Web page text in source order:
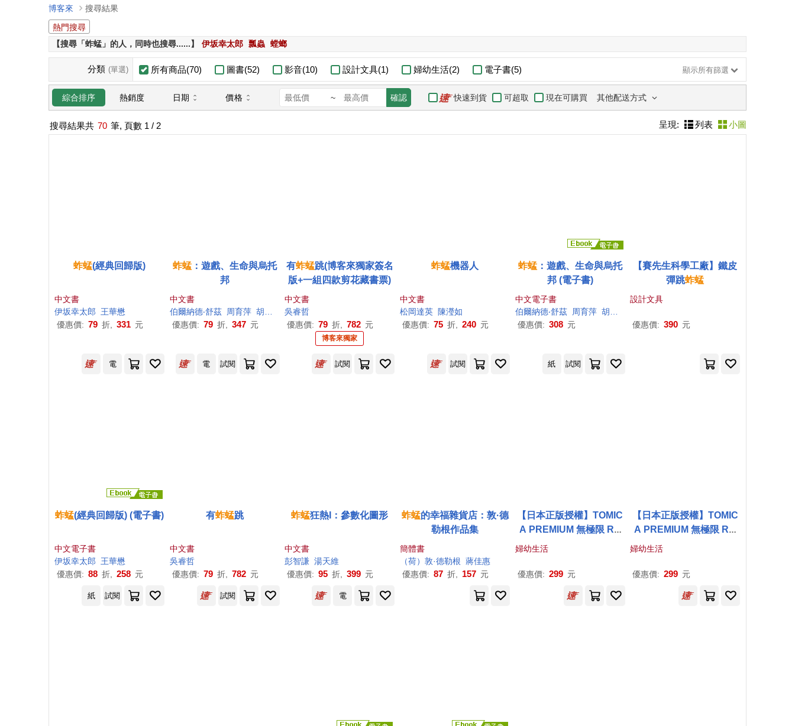
博客來
搜尋結果
熱門搜尋
【搜尋「蚱蜢」的人，同時也搜尋......】
伊坂幸太郎 瓢蟲 螳螂
分類 (單選) 所有商品(70) 圖書(52) 影音(10) 設計文具(1) 婦幼生活(2) 電子書(5) 顯示所有篩選
綜合排序 熱銷度 日期 價格 ~ 確認 快速到貨 可超取 現在可購買 其他配送方式
搜尋結果共 70 筆, 頁數 1 / 2 呈現: 列表 小圖
蚱蜢(經典回歸版)
中文書
伊坂幸太郎
王華懋
優惠價: 79 折, 331 元
蚱蜢：遊戲、生命與烏托
邦
中文書
伯爾納德‧舒茲
周育萍 胡天玫
優惠價: 79 折, 347 元
有蚱蜢跳(博客來獨家簽名
版+一組四款剪花藏書票)
中文書
吳睿哲
優惠價: 79 折, 782 元
博客來獨家
蚱蜢機器人
中文書
松岡達英
陳瀅如
優惠價: 75 折, 240 元
蚱蜢：遊戲、生命與烏托
邦 (電子書)
中文電子書
伯爾納德‧舒茲
周育萍 胡天玫
優惠價: 308 元
【賽先生科學工廠】鐵皮
彈跳蚱蜢
設計文具
優惠價: 390 元
電 電 試閱 試閱 試閱 紙 試閱
蚱蜢(經典回歸版) (電子書)
中文電子書
伊坂幸太郎
王華懋
優惠價: 88 折, 258 元
有蚱蜢跳
中文書
吳睿哲
優惠價: 79 折, 782 元
蚱蜢狂熱I：參數化圖形
中文書
彭智謙 湯天維
優惠價: 95 折, 399 元
蚱蜢的幸福雜貨店：敦·德
勒根作品集
簡體書
（荷）敦·德勒根 蔣佳惠
優惠價: 87 折, 157 元
【日本正版授權】TOMIC
A PREMIUM 無極限 RC
系列 The HORNET
婦幼生活
優惠價: 299 元
【日本正版授權】TOMIC
A PREMIUM 無極限 RC
系列 The GRASSHOPPE
美小汽車
婦幼生活
優惠價: 299 元
紙 試閱 試閱 電